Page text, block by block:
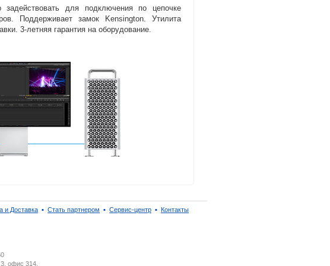
для подключения по цепочке
Поддерживает замок Kensington. Утилита
3-летняя гарантия на оборудование.
и Доставка ▪ Стать партнером ▪ Сервис-центр ▪ Контакты
офис 314.